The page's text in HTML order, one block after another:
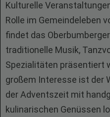
Kulturelle
Rolle im Gemeindeleben
findet das
traditionelle Musik,
Spezialitäten präsentiert
großem Interesse ist der
der Adventszeit mit
kulinarischen Genüssen